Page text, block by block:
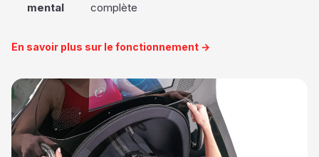
mental
complète
En savoir plus sur le fonctionnement →